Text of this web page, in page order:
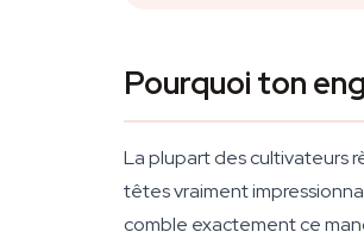
Pourquoi ton
La plupart des cultivateurs
têtes vraiment
comble exactement ce